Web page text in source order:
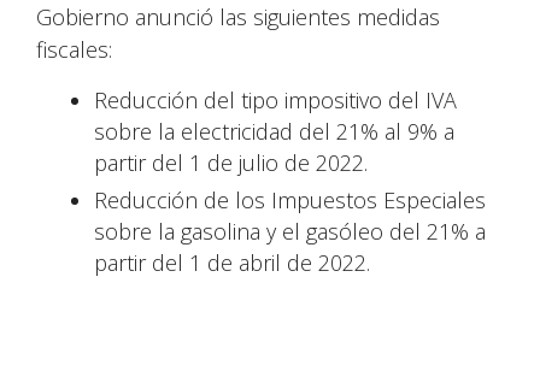
Gobierno anunció las siguientes medidas
fiscales:
Reducción del tipo impositivo del IVA
sobre la electricidad del 21% al 9% a
partir del 1 de julio de 2022.
Reducción de los Impuestos Especiales
sobre la gasolina y el gasóleo del 21% a
partir del 1 de abril de 2022.